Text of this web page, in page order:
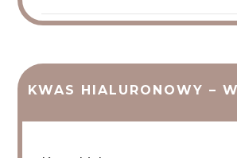
KWAS HIALURONOWY –